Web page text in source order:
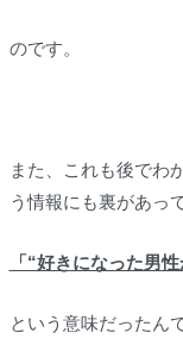
のです。
また、これも後でわ
う情報にも裏があって
「“好きになった男
という意味だったん